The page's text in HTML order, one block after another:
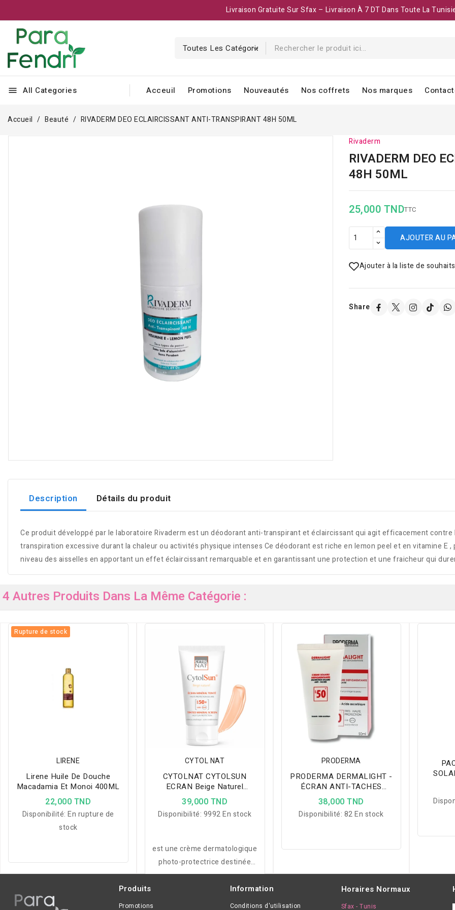
Livraison Gratuite Sur Sfax – Livraison À 7 DT Dans Toute La
menu All Categories Acceuil Promotions Nouveautés Nos coffrets Nos marques
Accueil Beauté RIVADERM DEO ECLAIRCISSANT ANTI-TRANSPIRANT 48H 50ML
Rivaderm
RIVADERM DEO
48H 50ML
25,000 TNDTTC
AJOUTER AU
Ajouter à la liste de souhaits
Share
Description Détails du produit
Ce produit développé par le laboratoire Rivaderm est un déodorant anti-transpirant et éclaircissant qui agit efficacement
transpiration excessive durant la chaleur ou activités physique intenses Ce déodorant est riche en lemon peel et en vitamine
niveau des aisselles en apportant un effet éclaircissant remarquable et en garantissant une protection et une fraicheur qui
4 Autres Produits Dans La Même Catégorie :
Rupture de stock
LIRENE
Lirene Huile De Douche
Macadamia Et Monoi 400ML
22,000 TND
Disponibilité:En rupture de
stock
CYTOL NAT
CYTOLNAT CYTOLSUN
ECRAN Beige Naturel
SPF50+ 50ML
39,000 TND
Disponibilité: 9992 En stock
est une crème dermatologique
photo-protectrice destinée
aux peaux photosensibles et
intolérantes à tous types
d’ensoleillement.
PRODERMA
PRODERMA DERMALIGHT -
ÉCRAN ANTI-TACHES
INVISIBLE SPF 50+
38,000 TND
Disponibilité: 82 En stock
Produits
Promotions
Information
Conditions d'utilisation
Horaires Normaux
Sfax - Tunis